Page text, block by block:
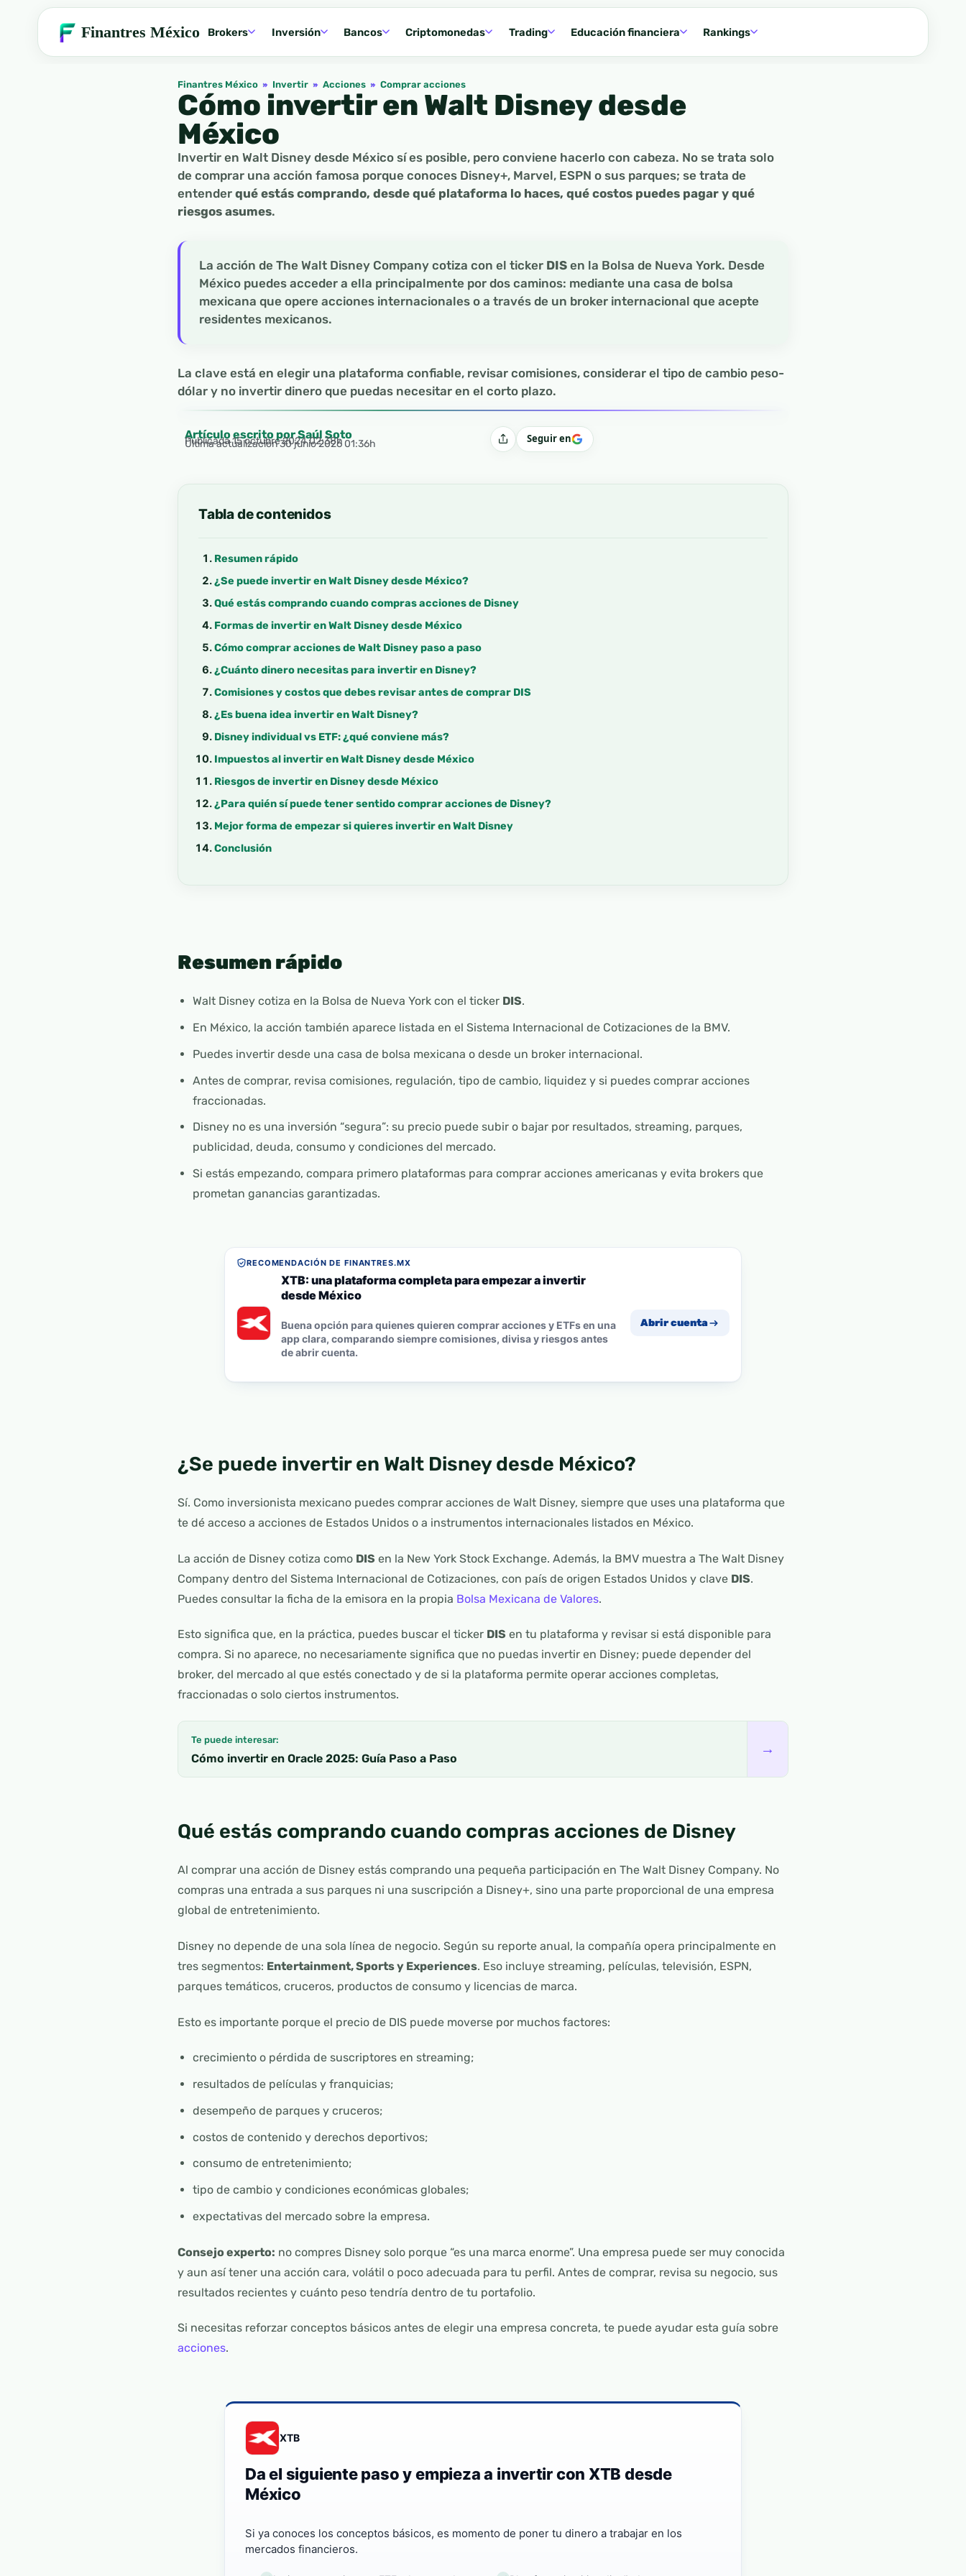
Finantres México Brokers Inversión Bancos Criptomonedas Trading Educación financiera Rankings
Finantres México » Invertir » Acciones » Comprar acciones
Cómo invertir en Walt Disney desde
México
Invertir en Walt Disney desde México sí es posible, pero conviene hacerlo con cabeza. No se trata solo
de comprar una acción famosa porque conoces Disney+, Marvel, ESPN o sus parques; se trata de
entender qué estás comprando, desde qué plataforma lo haces, qué costos puedes pagar y qué
riesgos asumes.
La acción de The Walt Disney Company cotiza con el ticker DIS en la Bolsa de Nueva York. Desde
México puedes acceder a ella principalmente por dos caminos: mediante una casa de bolsa
mexicana que opere acciones internacionales o a través de un broker internacional que acepte
residentes mexicanos.
La clave está en elegir una plataforma confiable, revisar comisiones, considerar el tipo de cambio peso-
dólar y no invertir dinero que puedas necesitar en el corto plazo.
Artículo escrito por Saúl Soto
Publicada15 octubre 2024 02:38h
Última actualización 30 junio 2026 01:36h CompartirSeguir en
Tabla de contenidos
Resumen rápido
¿Se puede invertir en Walt Disney desde México?
Qué estás comprando cuando compras acciones de Disney
Formas de invertir en Walt Disney desde México
Cómo comprar acciones de Walt Disney paso a paso
¿Cuánto dinero necesitas para invertir en Disney?
Comisiones y costos que debes revisar antes de comprar DIS
¿Es buena idea invertir en Walt Disney?
Disney individual vs ETF: ¿qué conviene más?
Impuestos al invertir en Walt Disney desde México
Riesgos de invertir en Disney desde México
¿Para quién sí puede tener sentido comprar acciones de Disney?
Mejor forma de empezar si quieres invertir en Walt Disney
Conclusión
Resumen rápido
Walt Disney cotiza en la Bolsa de Nueva York con el ticker DIS.
En México, la acción también aparece listada en el Sistema Internacional de Cotizaciones de la BMV.
Puedes invertir desde una casa de bolsa mexicana o desde un broker internacional.
Antes de comprar, revisa comisiones, regulación, tipo de cambio, liquidez y si puedes comprar acciones
fraccionadas.
Disney no es una inversión “segura”: su precio puede subir o bajar por resultados, streaming, parques,
publicidad, deuda, consumo y condiciones del mercado.
Si estás empezando, compara primero plataformas para comprar acciones americanas y evita brokers que
prometan ganancias garantizadas.
RECOMENDACIÓN DE FINANTRES.MX
XTB: una plataforma completa para empezar a invertir
desde México
Buena opción para quienes quieren comprar acciones y ETFs en una
app clara, comparando siempre comisiones, divisa y riesgos antes
de abrir cuenta.
Abrir cuenta
¿Se puede invertir en Walt Disney desde México?
Sí. Como inversionista mexicano puedes comprar acciones de Walt Disney, siempre que uses una plataforma que
te dé acceso a acciones de Estados Unidos o a instrumentos internacionales listados en México.
La acción de Disney cotiza como DIS en la New York Stock Exchange. Además, la BMV muestra a The Walt Disney
Company dentro del Sistema Internacional de Cotizaciones, con país de origen Estados Unidos y clave DIS.
Puedes consultar la ficha de la emisora en la propia Bolsa Mexicana de Valores.
Esto significa que, en la práctica, puedes buscar el ticker DIS en tu plataforma y revisar si está disponible para
compra. Si no aparece, no necesariamente significa que no puedas invertir en Disney; puede depender del
broker, del mercado al que estés conectado y de si la plataforma permite operar acciones completas,
fraccionadas o solo ciertos instrumentos.
Te puede interesar:
Cómo invertir en Oracle 2025: Guía Paso a Paso
→
Qué estás comprando cuando compras acciones de Disney
Al comprar una acción de Disney estás comprando una pequeña participación en The Walt Disney Company. No
compras una entrada a sus parques ni una suscripción a Disney+, sino una parte proporcional de una empresa
global de entretenimiento.
Disney no depende de una sola línea de negocio. Según su reporte anual, la compañía opera principalmente en
tres segmentos: Entertainment, Sports y Experiences. Eso incluye streaming, películas, televisión, ESPN,
parques temáticos, cruceros, productos de consumo y licencias de marca.
Esto es importante porque el precio de DIS puede moverse por muchos factores:
crecimiento o pérdida de suscriptores en streaming;
resultados de películas y franquicias;
desempeño de parques y cruceros;
costos de contenido y derechos deportivos;
consumo de entretenimiento;
tipo de cambio y condiciones económicas globales;
expectativas del mercado sobre la empresa.
Consejo experto: no compres Disney solo porque “es una marca enorme”. Una empresa puede ser muy conocida
y aun así tener una acción cara, volátil o poco adecuada para tu perfil. Antes de comprar, revisa su negocio, sus
resultados recientes y cuánto peso tendría dentro de tu portafolio.
Si necesitas reforzar conceptos básicos antes de elegir una empresa concreta, te puede ayudar esta guía sobre
acciones.
XTB
Da el siguiente paso y empieza a invertir con XTB desde
México
Si ya conoces los conceptos básicos, es momento de poner tu dinero a trabajar en los
mercados financieros.